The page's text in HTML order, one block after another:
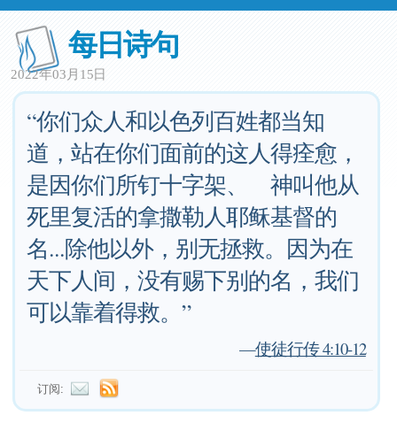
每日诗句
2022年03月15日
“你们众人和以色列百姓都当知
道，站在你们面前的这人得痊愈，
是因你们所钉十字架、 神叫他从
死里复活的拿撒勒人耶稣基督的
名...除他以外，别无拯救。因为在
天下人间，没有赐下别的名，我们
可以靠着得救。”
—使徒行传 4:10-12
订阅: